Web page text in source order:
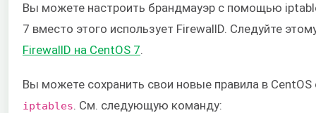
Вы можете настроить брандмауэр с помощью
7 вместо этого использует FirewallD. Следуйте
FirewallD на CentOS 7.
Вы можете сохранить свои новые правила в
iptables . См. следующую команду: